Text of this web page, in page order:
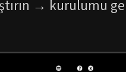
→ kurulumu